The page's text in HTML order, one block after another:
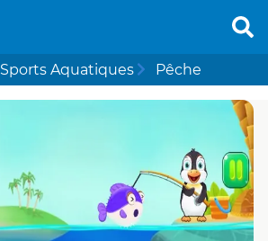
Sports Aquatiques Pêche